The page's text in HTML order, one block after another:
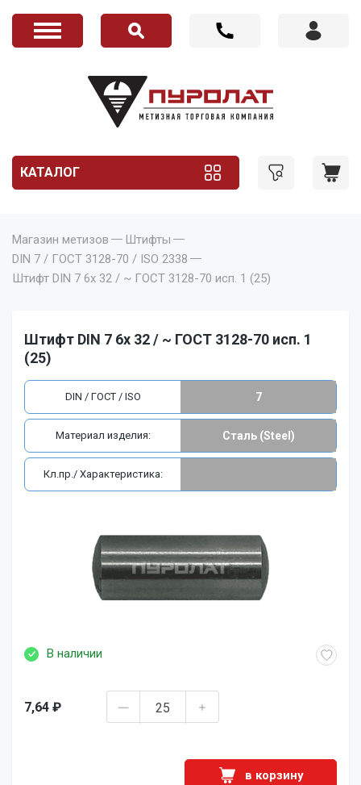
КАТАЛОГ
Магазин метизов
Штифты
DIN 7 / ГОСТ 3128-70 / ISO 2338
Штифт DIN 7 6x 32 / ~ ГОСТ 3128-70 исп. 1 (25)
Штифт DIN 7 6x 32 / ~ ГОСТ 3128-70 исп. 1
(25)
В наличии
7,64 ₽
в корзину
DIN / ГОСТ / ISO 7
Материал изделия: Сталь (Steel)
Кл.пр./ Характеристика: